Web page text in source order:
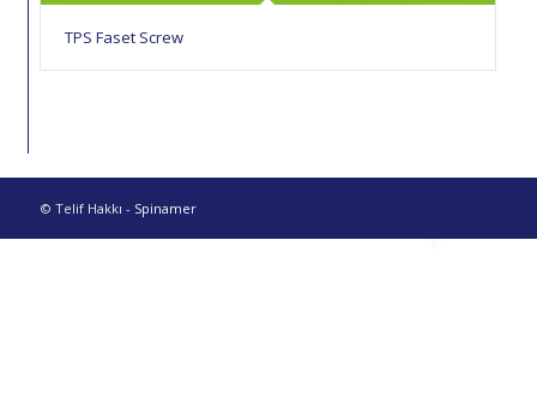
TPS Faset Screw
© Telif Hakkı - Spinamer